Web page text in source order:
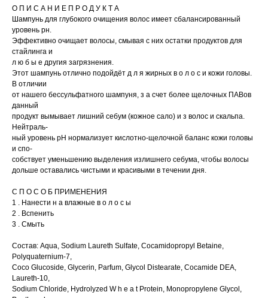
О П И С А Н И Е П Р О Д У К Т А
Шампунь для глубокого очищения волос имеет сбалансированный
уровень рн.
Эффективно очищает волосы, смывая с них остатки продуктов для
стайлинга и
л ю б ы е другия загрязнения.
Этот шампунь отлично подойдёт д л я жирных в о л о с и кожи головы.
В отличии
от нашего бессульфатного шампуня, з а счет более щелочных ПАВов
данный
продукт вымывает лишний себум (кожное сало) и з волос и скальпа.
Нейтраль-
ный уровень рН нормализует кислотно-щелочной баланс кожи головы
и спо-
собствует уменьшению выделения излишнего себума, чтобы волосы
дольше оставались чистыми и красивыми в течении дня.
С П О С О Б ПРИМЕНЕНИЯ
1 . Нанести н а влажные в о л о с ы
2 . Вспенить
3 . Смыть
Состав: Aqua, Sodium Laureth Sulfate, Cocamidopropyl Betaine,
Polyquaternium-7,
Coco Glucoside, Glycerin, Parfum, Glycol Distearate, Cocamide DEA,
Laureth-10,
Sodium Chloride, Hydrolyzed W h e a t Protein, Monopropylene Glycol,